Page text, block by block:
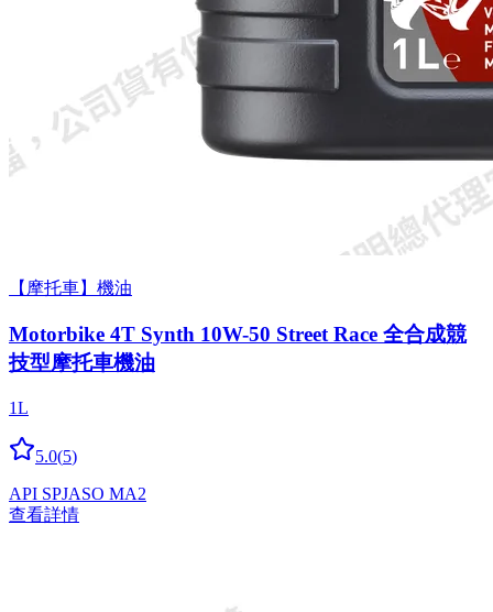
【摩托車】機油
Motorbike 4T Synth 10W-50 Street Race 全合成競
技型摩托車機油
1L
5.0(5)
API SPJASO MA2
查看詳情